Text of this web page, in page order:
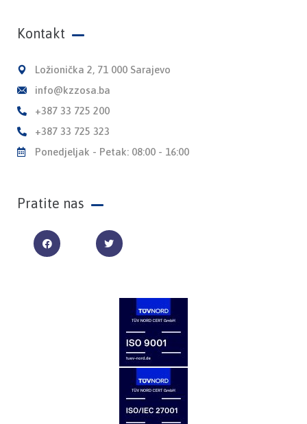
Kontakt
Ložionička 2, 71 000 Sarajevo
info@kzzosa.ba
+387 33 725 200
+387 33 725 323
Ponedjeljak - Petak: 08:00 - 16:00
Pratite nas